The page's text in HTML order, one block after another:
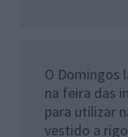
O Domingos
na feira das
para utilizar
vestido a